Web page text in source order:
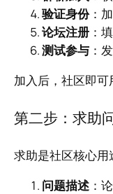
验证身份：
论坛注册 ：
测试参与 ：
加入后，社区即可
第二步：求助
求助是社区核心用
问题描述 ：